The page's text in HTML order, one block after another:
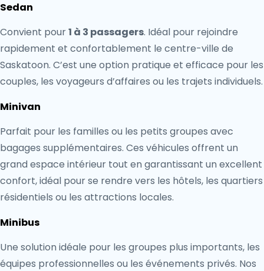
Sedan
Convient pour1 à 3 passagers. Idéal pour rejoindre
rapidement et confortablement le centre-ville de
Saskatoon. C’est une option pratique et efficace pour les
couples, les voyageurs d’affaires ou les trajets individuels.
Minivan
Parfait pour les familles ou les petits groupes avec
bagages supplémentaires. Ces véhicules offrent un
grand espace intérieur tout en garantissant un excellent
confort, idéal pour se rendre vers les hôtels, les quartiers
résidentiels ou les attractions locales.
Minibus
Une solution idéale pour les groupes plus importants, les
équipes professionnelles ou les événements privés. Nos